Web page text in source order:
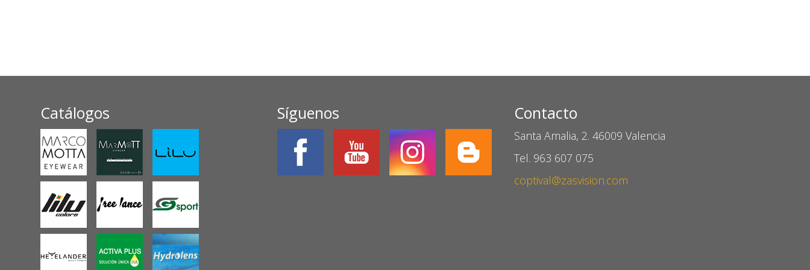
Catálogos Síguenos Contacto
Santa Amalia, 2. 46009 Valencia
Tel. 963 607 075
coptival@zasvision.com